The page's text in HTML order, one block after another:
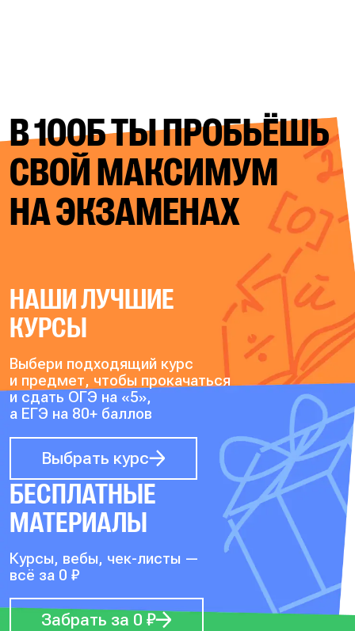
В 100Б ТЫ ПРОБЬЁШЬ
СВОЙМАКСИМУМ
НА ЭКЗАМЕНАХ
НАШИ ЛУЧШИЕ
КУРСЫ
Выбери подходящий курс
и предмет, чтобы прокачаться
и сдать ОГЭ на «5»,
а ЕГЭ на 80+ баллов
Выбрать курс
БЕСПЛАТНЫЕ
МАТЕРИАЛЫ
Курсы, вебы, чек-листы —
всё за 0 ₽
Забрать за 0 ₽